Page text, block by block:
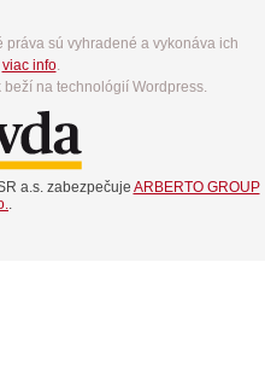
práva sú vyhradené a vykonáva ich
viac info.
na technológií Wordpress.
a.s. zabezpečuje ARBERTO GROUP
.